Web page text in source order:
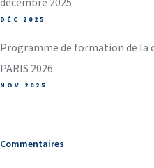
DÉC 2025
Programme de formation de la
PARIS 2026
NOV 2025
Commentaires